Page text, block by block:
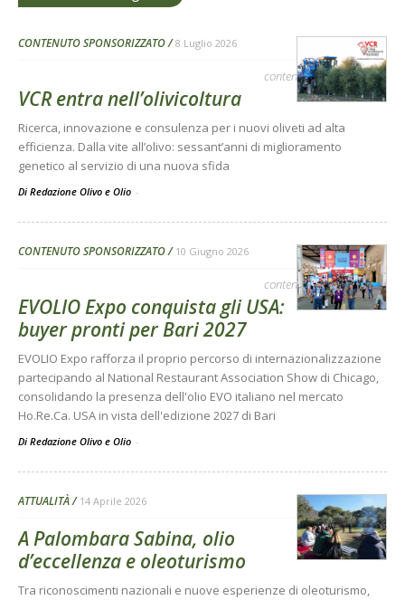
CONTENUTO SPONSORIZZATO 8 Luglio 2026
contenuto sponsorizzato
VCR entra nell’olivicoltura
Ricerca, innovazione e consulenza per i nuovi oliveti ad alta
efficienza. Dalla vite all’olivo: sessant’anni di miglioramento
genetico al servizio di una nuova sfida
Di Redazione Olivo e Olio -
CONTENUTO SPONSORIZZATO 10 Giugno 2026
contenuto sponsorizzato
EVOLIO Expo conquista gli USA:
buyer pronti per Bari 2027
EVOLIO Expo rafforza il proprio percorso di internazionalizzazione
partecipando al National Restaurant Association Show di Chicago,
consolidando la presenza dell'olio EVO italiano nel mercato
Ho.Re.Ca. USA in vista dell'edizione 2027 di Bari
Di Redazione Olivo e Olio -
ATTUALITÀ 14 Aprile 2026
A Palombara Sabina, olio
d’eccellenza e oleoturismo
Tra riconoscimenti nazionali e nuove esperienze di oleoturismo,